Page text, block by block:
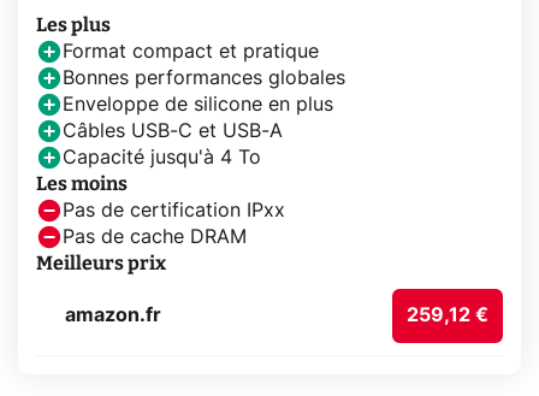
Les plus
Format compact et pratique
Bonnes performances globales
Enveloppe de silicone en plus
Câbles USB-C et USB-A
Capacité jusqu'à 4 To
Les moins
Pas de certification IPxx
Pas de cache DRAM
Meilleurs prix
amazon.fr 259,12 €